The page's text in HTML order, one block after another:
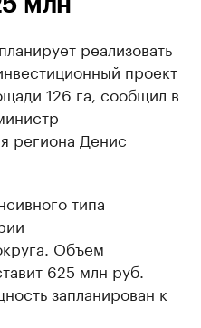
реализовать
проект
126 га, сообщил в
региона Денис
типа
Объем
625 млн руб.
запланирован к